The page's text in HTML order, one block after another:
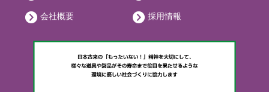
会社概要 採用情報